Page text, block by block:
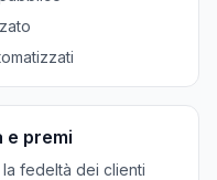
e premi
fedeltà dei clienti